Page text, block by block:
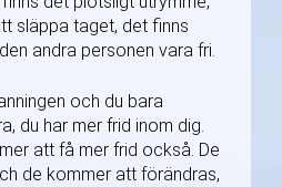
släppa taget, det finns
andra personen vara fri.
och du bara
du har mer frid inom dig.
att få mer frid också. De
de kommer att förändras,